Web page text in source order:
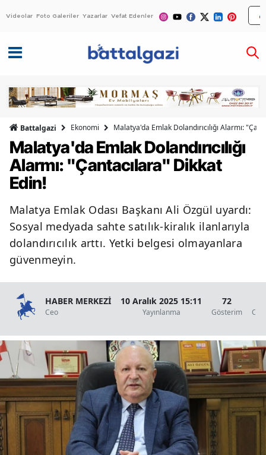
Videolar Foto Galeriler Yazarlar Vefat Edenler
Battalgazi Ekonomi Malatya'da Emlak Dolandırıcılığı Alarmı:
Malatya'da Emlak Dolandırıcılığı
Alarmı: "Çantacılara" Dikkat
Edin!
Malatya Emlak Odası Başkanı Ali Özgül uyardı:
Sosyal medyada sahte satılık-kiralık ilanlarıyla
dolandırıcılık arttı. Yetki belgesi olmayanlara
güvenmeyin.
HABER MERKEZİ
Ceo
10 Aralık 2025 15:11
Yayınlanma
72
Gösterim